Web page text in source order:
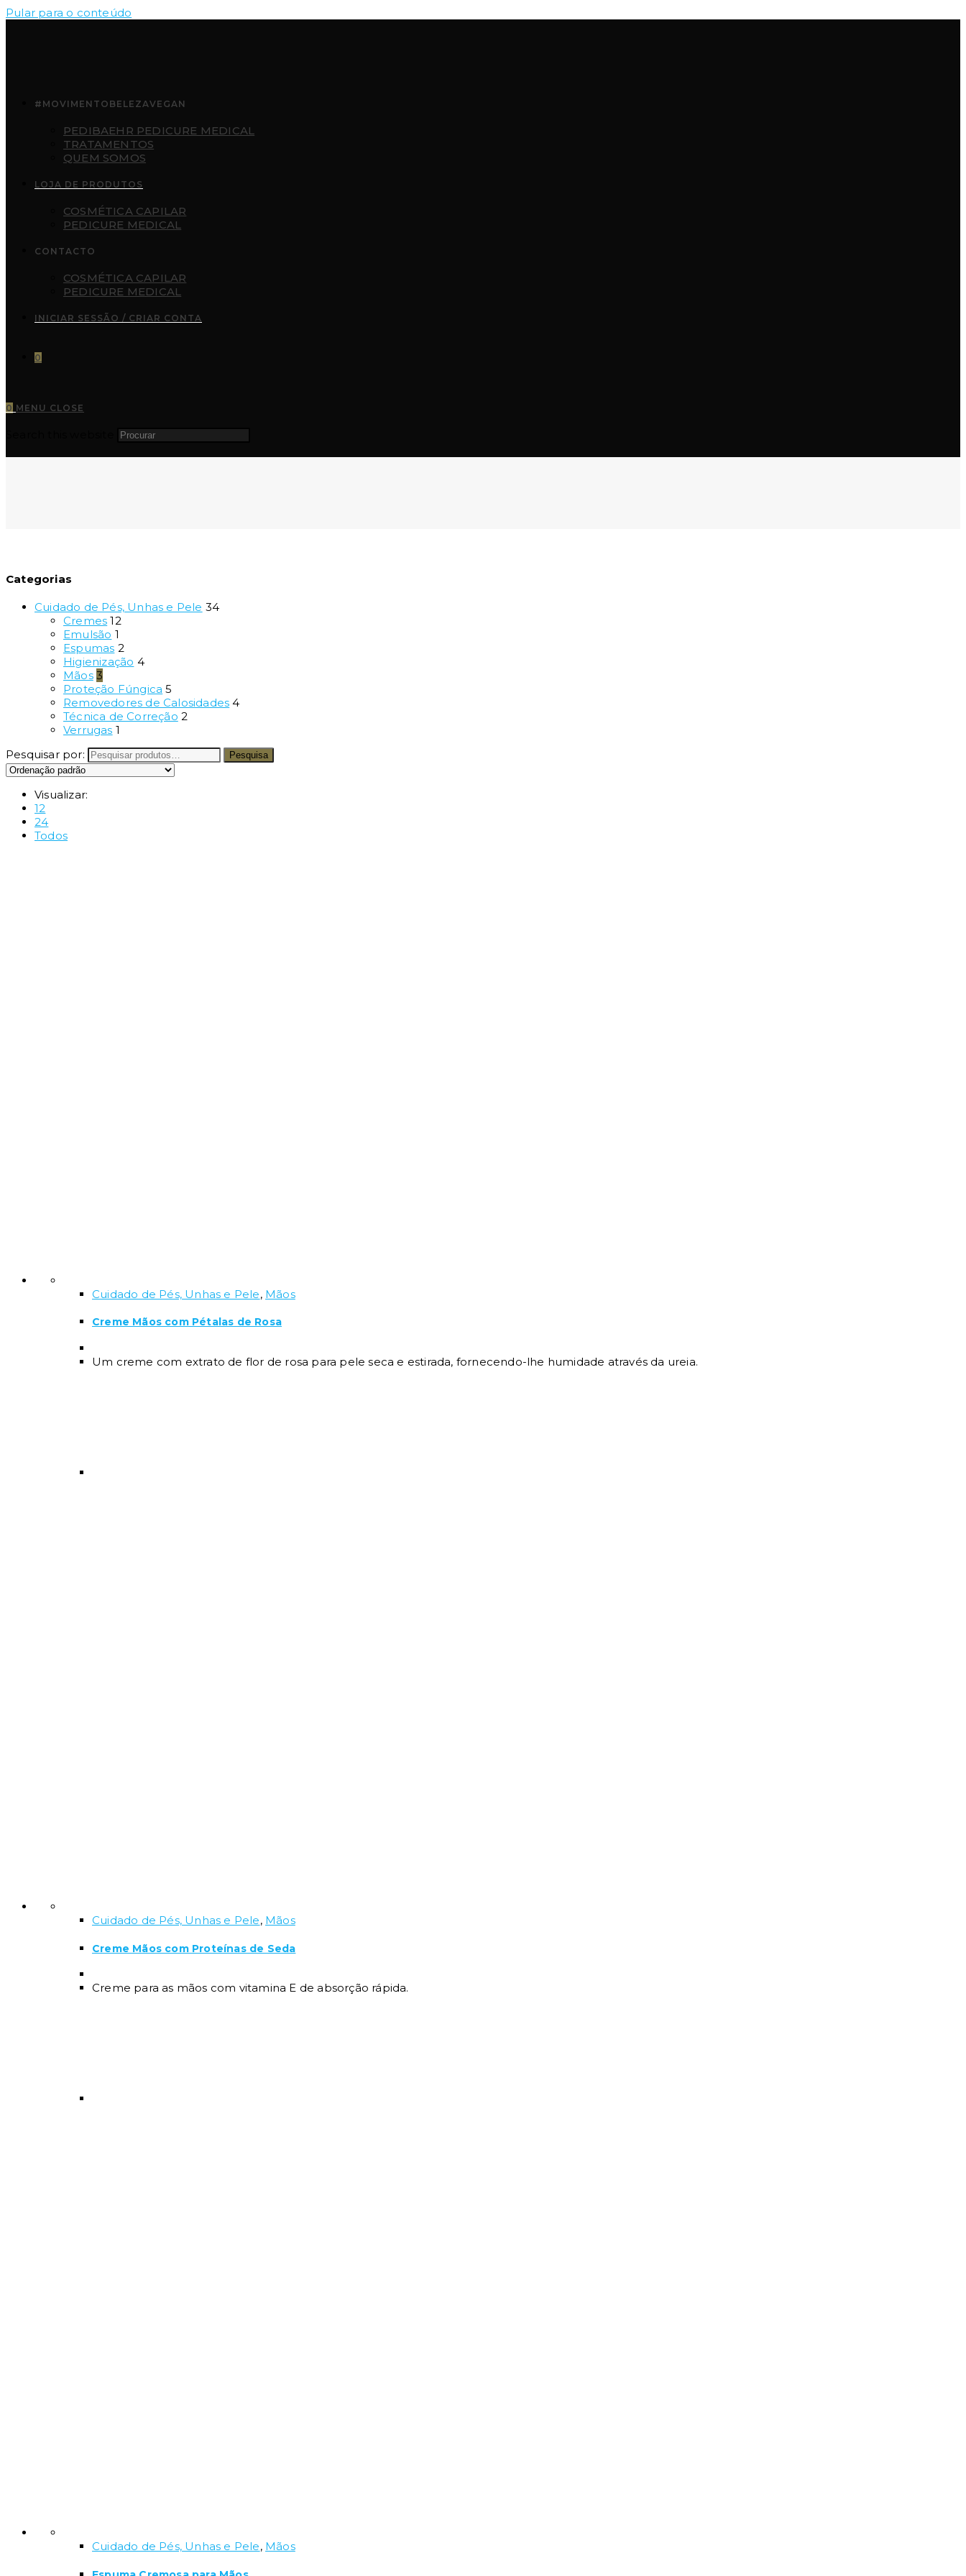
Pular para o conteúdo
#MOVIMENTOBELEZAVEGAN
PEDIBAEHR PEDICURE MEDICAL
TRATAMENTOS
QUEM SOMOS
LOJA DE PRODUTOS
COSMÉTICA CAPILAR
PEDICURE MEDICAL
CONTACTO
COSMÉTICA CAPILAR
PEDICURE MEDICAL
INICIAR SESSÃO / CRIAR CONTA
0
0 MENU CLOSE
Categorias
Cuidado de Pés, Unhas e Pele 34
Cremes 12
Emulsão 1
Espumas 2
Higienização 4
Mãos 3
Proteção Fúngica 5
Removedores de Calosidades 4
Técnica de Correção 2
Verrugas 1
Pesquisar por:
Pesquisa
Visualizar:
12
24
Todos
Cuidado de Pés, Unhas e Pele, Mãos
Creme Mãos com Pétalas de Rosa
Um creme com extrato de flor de rosa para pele seca e estirada, fornecendo-lhe humidade através da ureia.
Cuidado de Pés, Unhas e Pele, Mãos
Creme Mãos com Proteínas de Seda
Creme para as mãos com vitamina E de absorção rápida.
Cuidado de Pés, Unhas e Pele, Mãos